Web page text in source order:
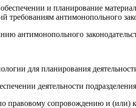
и планирование
требованиям антимонопольного
антимонопольного
для планирования
деятельности
правовому сопровождению и (или)